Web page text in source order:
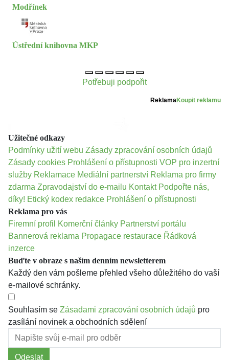
Modřínek
Ústřední knihovna MKP
Potřebuji podpořit
ReklamaKoupit reklamu
Užitečné odkazy
Podmínky užití webu Zásady zpracování osobních údajů
Zásady cookies Prohlášení o přístupnosti VOP pro inzertní
služby Reklamace Mediální partnerství Reklama pro firmy
zdarma Zpravodajství do e-mailu Kontakt Podpořte nás,
díky! Etický kodex redakce Prohlášení o přístupnosti
Reklama pro vás
Firemní profil
Komerční články Partnerství portálu
Bannerová reklama Propagace restaurace Řádková
inzerce
Buďte v obraze s naším denním newsletterem
Každý den vám pošleme přehled všeho důležitého do vaší
e-mailové schránky.
Souhlasím se Zásadami zpracování osobních údajů pro
zasílání novinek a obchodních sdělení
Odeslat